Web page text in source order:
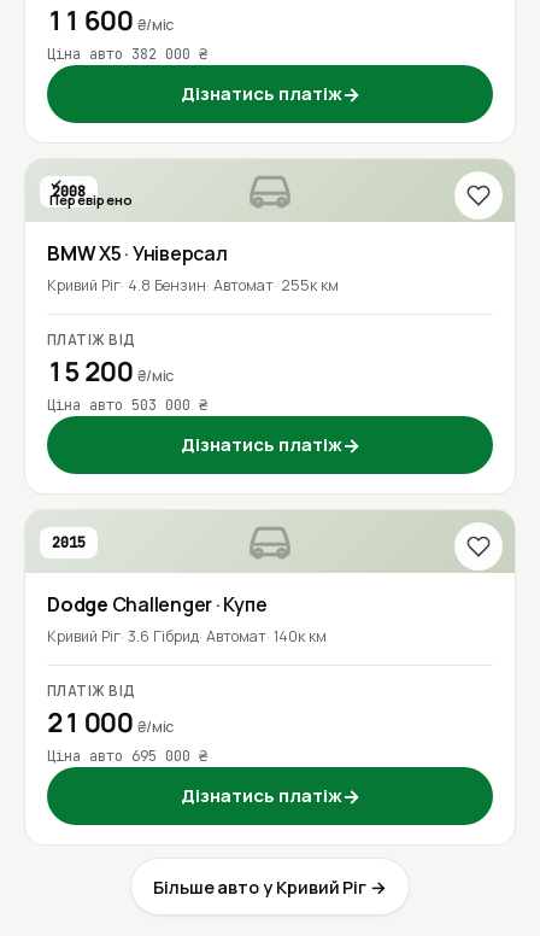
11 600 ₴/міс
Ціна авто 382 000 ₴
Дізнатись платіж→
2008
Перевірено
BMWX5· Універсал
Кривий Ріг 4.8 Бензин Автомат 255к км
ПЛАТІЖ ВІД
15 200 ₴/міс
Ціна авто 503 000 ₴
Дізнатись платіж→
2015
Dodge Challenger· Купе
Кривий Ріг 3.6 Гібрид Автомат 140к км
ПЛАТІЖ ВІД
21 000 ₴/міс
Ціна авто 695 000 ₴
Дізнатись платіж→
Більше авто у Кривий Ріг →